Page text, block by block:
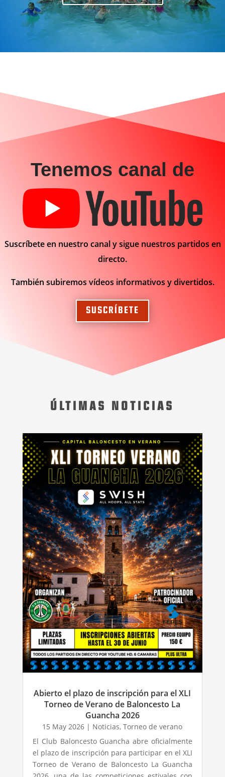
Tenemos canal de
Suscríbete en nuestro canal y sigue nuestros partidos en
directo.
También subiremos vídeos informativos y divertidos.
SUSCRÍBETE
ÚLTIMAS NOTICIAS
Abierto el plazo de inscripción para el XLI
Torneo de Verano de Baloncesto La
Guancha 2026
15 May 2026 | Noticias,Torneo de verano
El Club Baloncesto Guancha abre oficialmente
el plazo de inscripción para participar en el XLI
Torneo de Verano de Baloncesto La Guancha